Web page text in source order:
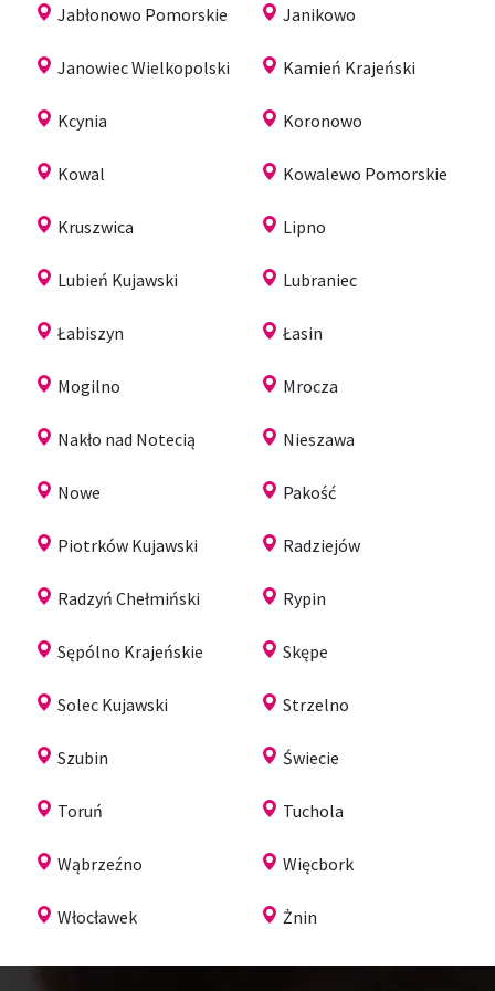
Jabłonowo Pomorskie Janikowo
Janowiec Wielkopolski Kamień Krajeński
Kcynia Koronowo
Kowal Kowalewo Pomorskie
Kruszwica Lipno
Lubień Kujawski Lubraniec
Łabiszyn Łasin
Mogilno Mrocza
Nakło nad Notecią Nieszawa
Nowe Pakość
Piotrków Kujawski Radziejów
Radzyń Chełmiński Rypin
Sępólno Krajeńskie Skępe
Solec Kujawski Strzelno
Szubin Świecie
Toruń Tuchola
Wąbrzeźno Więcbork
Włocławek Żnin